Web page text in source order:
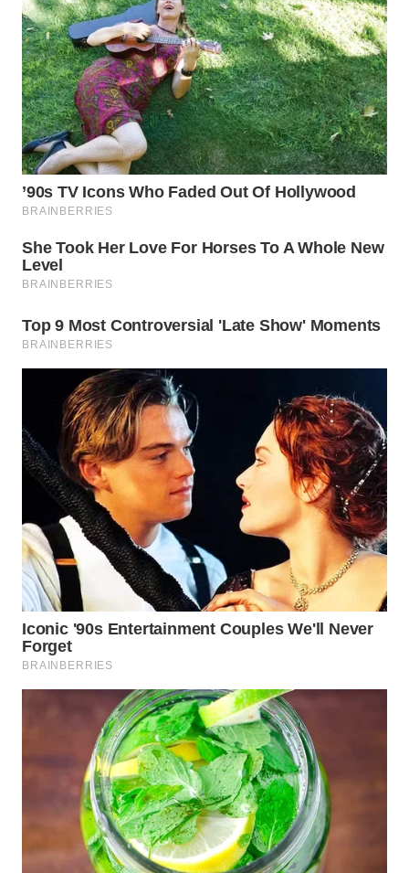
WN
SUMEDANG
WN
CIANJUR
WN
SERIBU
WN
TANGERANG
WN
BINJAI
CIREBON
WN
INDRAMAYU
WN
KUNINGAN
WN
MAJALENGKA
WN
SUBANG
SUKABUMI
WN
PURWAKARTA